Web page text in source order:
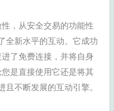
，从安全交易的功能性
全新水平的互动。它成功
了免费连接，并将自身
是直接使用它还是将其
不断发展的互动引擎。